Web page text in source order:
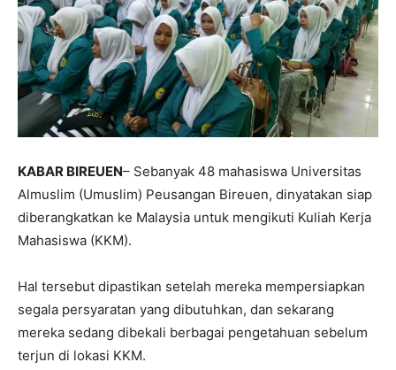
KABAR BIREUEN– Sebanyak 48 mahasiswa Universitas
Almuslim (Umuslim) Peusangan Bireuen, dinyatakan siap
diberangkatkan ke Malaysia untuk mengikuti Kuliah Kerja
Mahasiswa (KKM).
Hal tersebut dipastikan setelah mereka mempersiapkan
segala persyaratan yang dibutuhkan, dan sekarang
mereka sedang dibekali berbagai pengetahuan sebelum
terjun di lokasi KKM.